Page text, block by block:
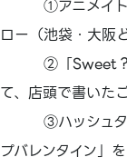
①アニメイトイ
ロー（池袋・大阪
②「Sweet？
て、店頭で書いた
③ハッシュタグ
プバレンタイン」